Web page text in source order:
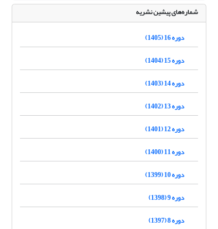
شماره‌های پیشین نشریه
دوره 16 (1405)
دوره 15 (1404)
دوره 14 (1403)
دوره 13 (1402)
دوره 12 (1401)
دوره 11 (1400)
دوره 10 (1399)
دوره 9 (1398)
دوره 8 (1397)